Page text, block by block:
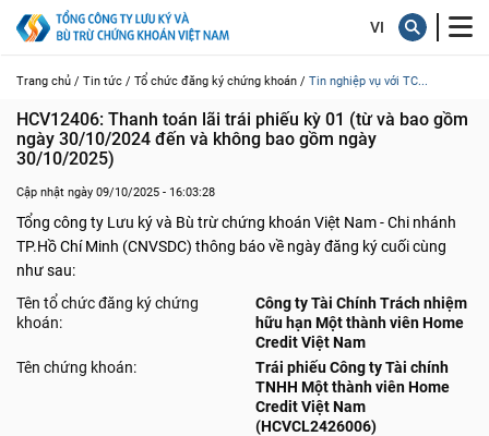
Trang chủ / Tin tức / Tổ chức đăng ký chứng khoán / Tin nghiệp vụ với TC...
HCV12406: Thanh toán lãi trái phiếu kỳ 01 (từ và bao gồm
ngày 30/10/2024 đến và không bao gồm ngày
30/10/2025)
Cập nhật ngày 09/10/2025 - 16:03:28
Tổng công ty Lưu ký và Bù trừ chứng khoán Việt Nam - Chi nhánh
TP.Hồ Chí Minh (CNVSDC) thông báo về ngày đăng ký cuối cùng
như sau:
Tên tổ chức đăng ký chứng
khoán:
Công ty Tài Chính Trách nhiệm
hữu hạn Một thành viên Home
Credit Việt Nam
Tên chứng khoán:
Trái phiếu Công ty Tài chính
TNHH Một thành viên Home
Credit Việt Nam
(HCVCL2426006)